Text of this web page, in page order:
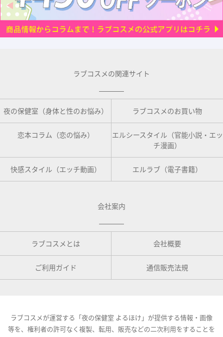
ラブコスメの関連サイト
夜の保健室（身体と性のお悩み） ラブコスメのお買い物
恋本コラム（恋の悩み）
エルシースタイル（官能小説・エッ
チ漫画）
快感スタイル（エッチ動画） エルラブ（電子書籍）
会社案内
ラブコスメとは 会社概要
ご利用ガイド 通信販売法規
ラブコスメが運営する「夜の保健室 よるほけ」が提供する情報・画像
等を、権利者の許可なく複製、転用、販売などの二次利用をすることを